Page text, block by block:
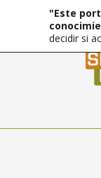
"Este
decidir si